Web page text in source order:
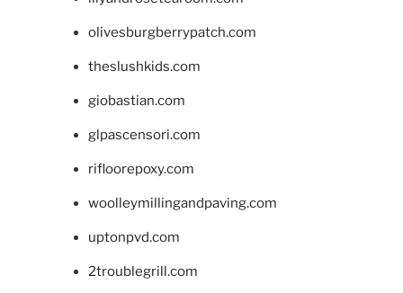
olivesburgberrypatch.com
theslushkids.com
giobastian.com
glpascensori.com
rifloorepoxy.com
woolleymillingandpaving.com
uptonpvd.com
2troublegrill.com